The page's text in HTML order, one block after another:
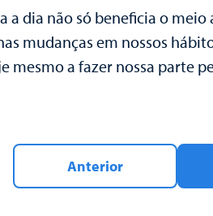
a dia não só beneficia o
mudanças em nossos
mesmo a fazer nossa parte
Anterior